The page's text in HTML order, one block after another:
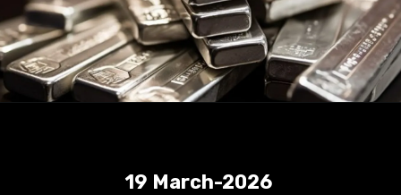
19 March-2026